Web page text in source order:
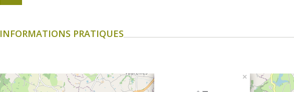
INFORMATIONS PRATIQUES
×